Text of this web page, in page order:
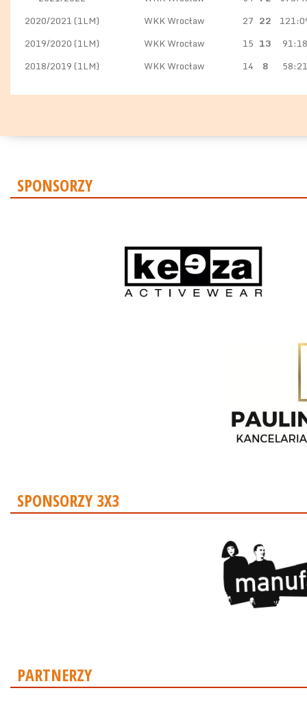
2020/2021 (1LM)
WKK Wrocław 27 22
2019/2020 (1LM)
WKK Wrocław 15 13
91:18
2018/2019 (1LM)
WKK Wrocław 14 8 58:21
SPONSORZY
SPONSORZY 3X3
PARTNERZY